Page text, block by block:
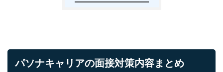
パソナキャリアの面接対策内容まとめ